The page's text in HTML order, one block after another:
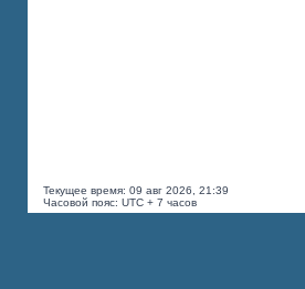
Текущее время: 09 авг 2026, 21:39
Часовой пояс: UTC + 7 часов